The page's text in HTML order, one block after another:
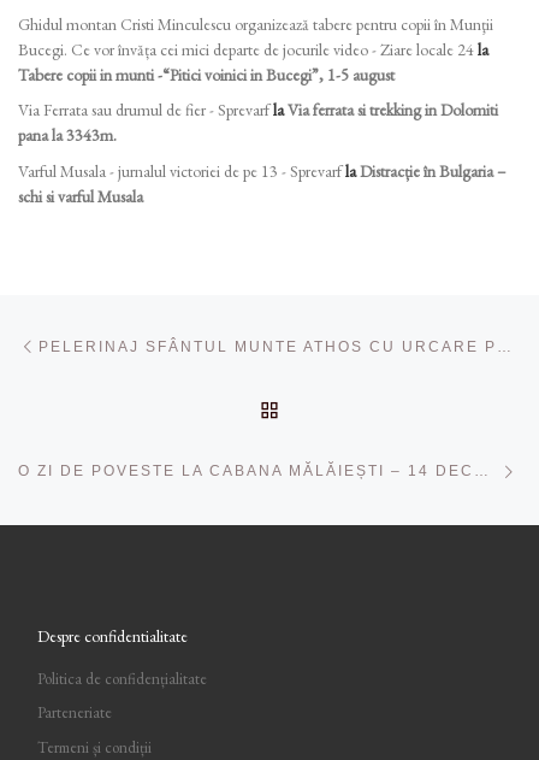
Ghidul montan Cristi Minculescu organizează tabere pentru copii în Munţii
Bucegi. Ce vor învăța cei mici departe de jocurile video - Ziare locale 24la
Tabere copii in munti -“Pitici voinici in Bucegi”, 1-5 august
Via Ferrata sau drumul de fier - SprevarflaVia ferrata si trekking in Dolomiti
pana la 3343m.
Varful Musala - jurnalul victoriei de pe 13 - SprevarflaDistracție în Bulgaria –
schi si varful Musala
O ZI DE POVESTE LA CABANA MĂLĂIEȘTI – 14 DECEMBRIE 2024
Despre confidentialitate
Politica de confidențialitate
Parteneriate
Termeni și condiții